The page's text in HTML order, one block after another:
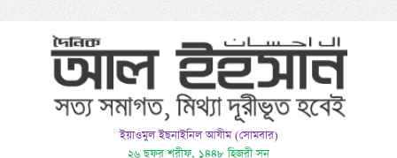
ইয়াওমুল ইছনাইনিল আযীম (সোমবার)
২৬ ছফর শরীফ, ১৪৪৮ হিজরী সন